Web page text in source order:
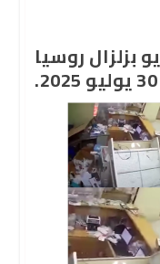
بزلزال روسيا